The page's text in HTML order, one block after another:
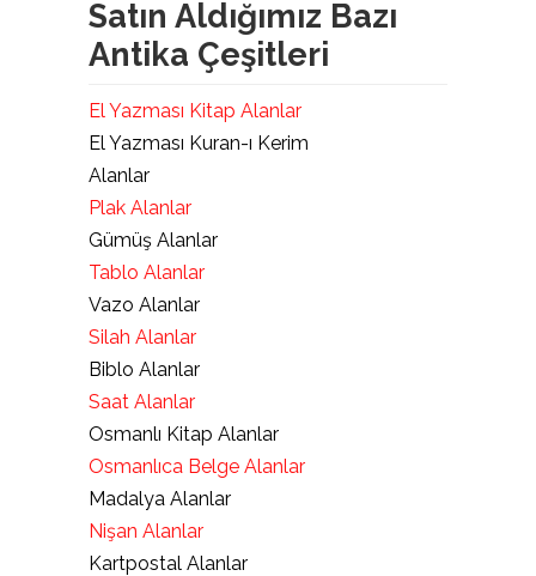
Satın Aldığımız Bazı
Antika Çeşitleri
El Yazması Kitap Alanlar
El Yazması Kuran-ı Kerim
Alanlar
Plak Alanlar
Gümüş Alanlar
Tablo Alanlar
Vazo Alanlar
Silah Alanlar
Biblo Alanlar
Saat Alanlar
Osmanlı Kitap Alanlar
Osmanlıca Belge Alanlar
Madalya Alanlar
Nişan Alanlar
Kartpostal Alanlar